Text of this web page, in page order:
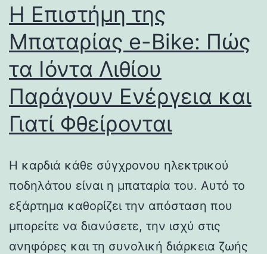
Η Επιστήμη της
Μπαταρίας e-Bike: Πώς
τα Ιόντα Λιθίου
Παράγουν Ενέργεια και
Γιατί Φθείρονται
Η καρδιά κάθε σύγχρονου ηλεκτρικού
ποδηλάτου είναι η μπαταρία του. Αυτό το
εξάρτημα καθορίζει την απόσταση που
μπορείτε να διανύσετε, την ισχύ στις
ανηφόρες και τη συνολική διάρκεια ζωής